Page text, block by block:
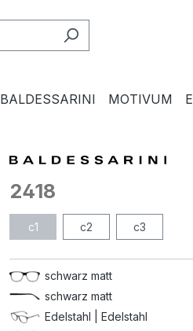
BALDESSARINI MOTIVUM
2418
c1 c2 c3
schwarz matt
schwarz matt
Edelstahl | Edelstahl